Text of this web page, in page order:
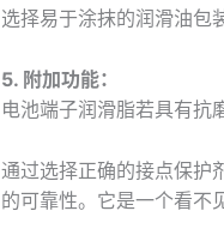
选择易于涂抹的润滑油包
5. 附加功能：
电池端子润滑脂若具有抗
通过选择正确的接点保护
的可靠性。它是一个看不